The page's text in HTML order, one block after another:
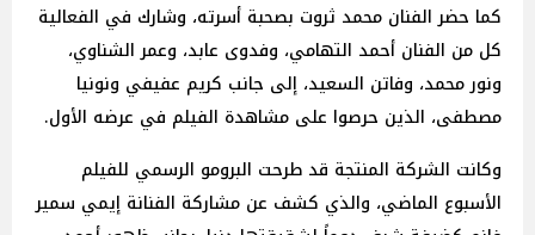
كما حضر الفنان محمد ثروت بصحبة أسرته، وشارك في الفعالية
كل من الفنان أحمد التهامي، وفدوى عابد، وعمر الشناوي،
ونور محمد، وفاتن السعيد، إلى جانب كريم عفيفي ونونيا
مصطفى، الذين حرصوا على مشاهدة الفيلم في عرضه الأول.
وكانت الشركة المنتجة قد طرحت البرومو الرسمي للفيلم
الأسبوع الماضي، والذي كشف عن مشاركة الفنانة إيمي سمير